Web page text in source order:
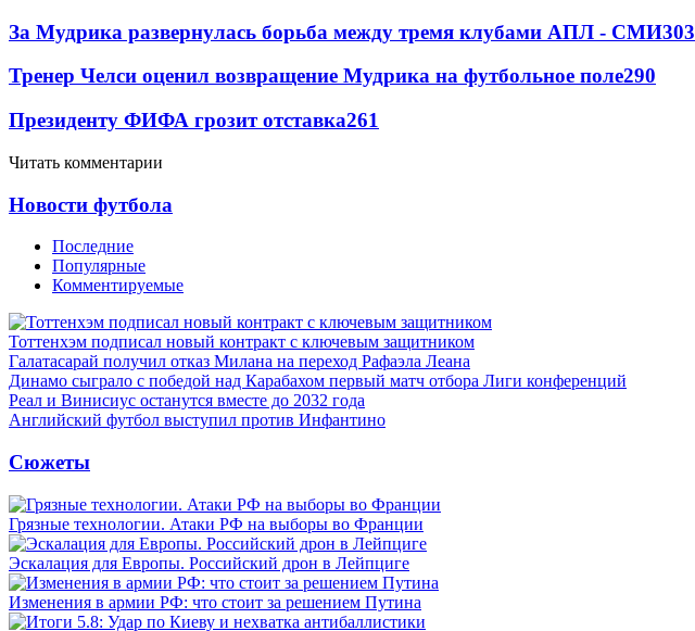
За Мудрика развернулась борьба между тремя клубами АПЛ - СМИ303
Тренер Челси оценил возвращение Мудрика на футбольное поле290
Президенту ФИФА грозит отставка261
Читать комментарии
Новости футбола
Последние
Популярные
Комментируемые
Тоттенхэм подписал новый контракт с ключевым защитником
Галатасарай получил отказ Милана на переход Рафаэла Леана
Динамо сыграло с победой над Карабахом первый матч отбора Лиги конференций
Реал и Винисиус останутся вместе до 2032 года
Английский футбол выступил против Инфантино
Сюжеты
Грязные технологии. Атаки РФ на выборы во Франции
Эскалация для Европы. Российский дрон в Лейпциге
Изменения в армии РФ: что стоит за решением Путина